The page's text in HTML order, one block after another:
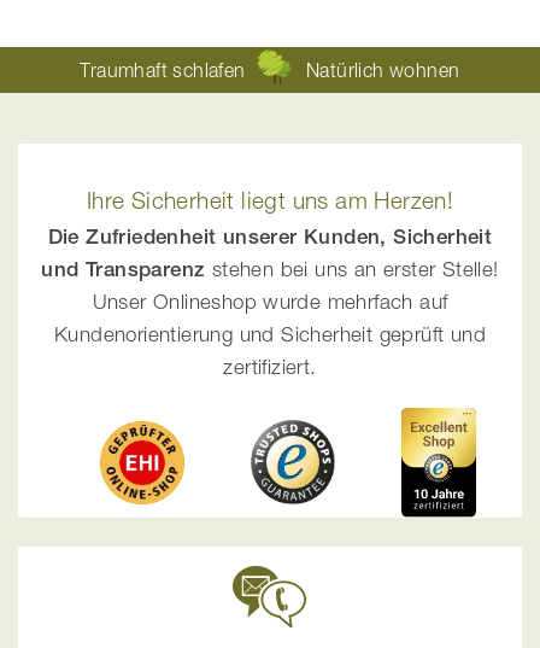
Traumhaft schlafen Natürlich wohnen
Ihre Sicherheit liegt uns am Herzen!
Die Zufriedenheit unserer Kunden, Sicherheit
und Transparenz stehen bei uns an erster Stelle!
Unser Onlineshop wurde mehrfach auf
Kundenorientierung und Sicherheit geprüft und
zertifiziert.